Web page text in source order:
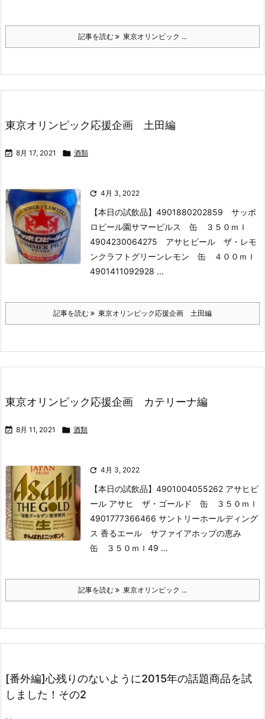
記事を読む 東京オリンピック ...
東京オリンピック応援企画 土田編
 8月 17, 2021  酒類
 4月 3, 2022
【本日の試飲品】 4901880202859 サッポ
ロビール園サマーピルス 缶 ３５０ｍｌ
4904230064275 アサヒビール ザ・レモ
ンクラフトグリーンレモン 缶 ４００ｍｌ
4901411092928 ...
記事を読む 東京オリンピック応援企画 土田編
東京オリンピック応援企画 カテリーナ編
 8月 11, 2021  酒類
 4月 3, 2022
【本日の試飲品】 4901004055262 アサヒビ
ール アサヒ ザ・ゴールド 缶 ３５０ｍｌ
4901777366466 サントリーホールディング
ス 香るエール サファイアホップの恵み
缶 ３５０ｍｌ 49 ...
記事を読む 東京オリンピック ...
[番外編]心残りのないように2015年の話題商品を試
しました！その2